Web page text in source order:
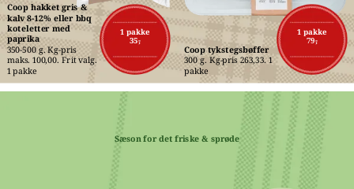
1 pakke
35,-
Coop hakket gris &
kalv 8-12% eller bbq
koteletter med
paprika
350-500 g. Kg-pris
maks. 100,00. Frit valg.
1 pakke
1 pakke
79,-
Coop tykstegsbøffer
300 g. Kg-pris 263,33. 1
pakke
Sæson for det friske & sprøde